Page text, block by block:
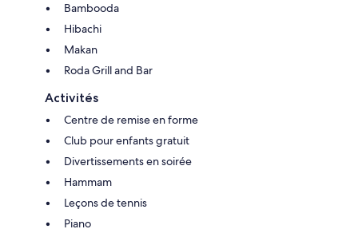
Bambooda
Hibachi
Makan
Roda Grill and Bar
Activités
Centre de remise en forme
Club pour enfants gratuit
Divertissements en soirée
Hammam
Leçons de tennis
Piano